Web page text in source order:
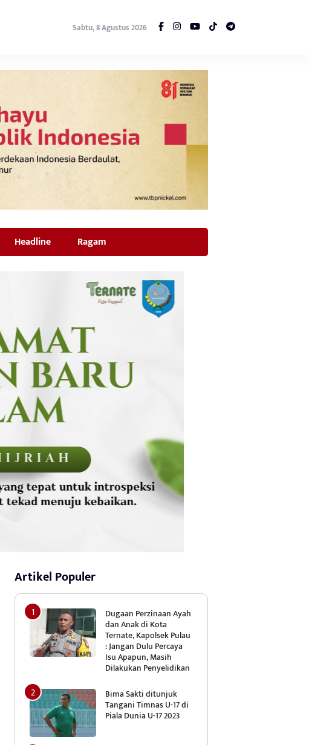
Sabtu, 8 Agustus 2026
Headline Ragam
Artikel Populer
Dugaan Perzinaan Ayah
dan Anak di Kota
Ternate, Kapolsek Pulau
: Jangan Dulu Percaya
Isu Apapun, Masih
Dilakukan Penyelidikan
Bima Sakti ditunjuk
Tangani Timnas U-17 di
Piala Dunia U-17 2023